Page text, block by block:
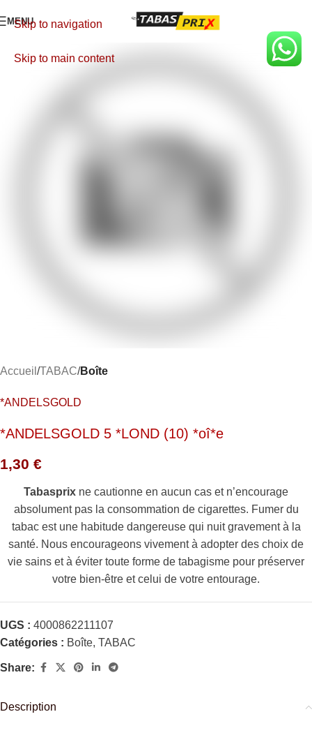
Skip to navigation
Skip to main content
MENU
Accueil TABAC Boîte
*ANDELSGOLD
*ANDELSGOLD 5 *LOND (10) *oî*e
1,30 €
Tabasprix ne cautionne en aucun cas et n’encourage
absolument pas la consommation de cigarettes. Fumer du
tabac est une habitude dangereuse qui nuit gravement à la
santé. Nous encourageons vivement à adopter des choix de
vie sains et à éviter toute forme de tabagisme pour préserver
votre bien-être et celui de votre entourage.
UGS : 4000862211107
Catégories : Boîte, TABAC
Share:
Description